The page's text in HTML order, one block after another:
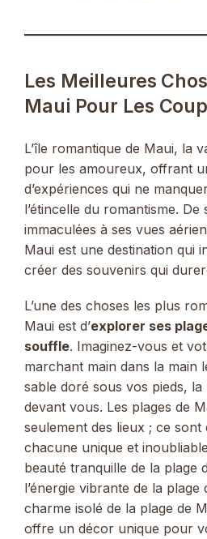
Les Meilleures
Maui Pour Les
L’île romantique de Maui, la
pour les amoureux, offrant
d’expériences qui ne
l’étincelle du romantisme. De
immaculées à ses vues
Maui est une destination qui
créer des souvenirs qui
L’une des choses les plus
Maui est d’explorer ses
souffle. Imaginez-vous et
marchant main dans la main
sable doré sous vos pieds, la
devant vous. Les plages de
seulement des lieux ; ce sont
chacune unique et
beauté tranquille de la plage
l’énergie vibrante de la plage
charme isolé de la plage de
offre un décor unique pour